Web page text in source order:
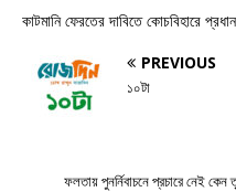
কাটমানি ফেরতের দাবিতে কোচবিহারে
PREVIOUS
১০টা
ফলতায় পুনর্নিবাচনে প্রচারে নেই কেন